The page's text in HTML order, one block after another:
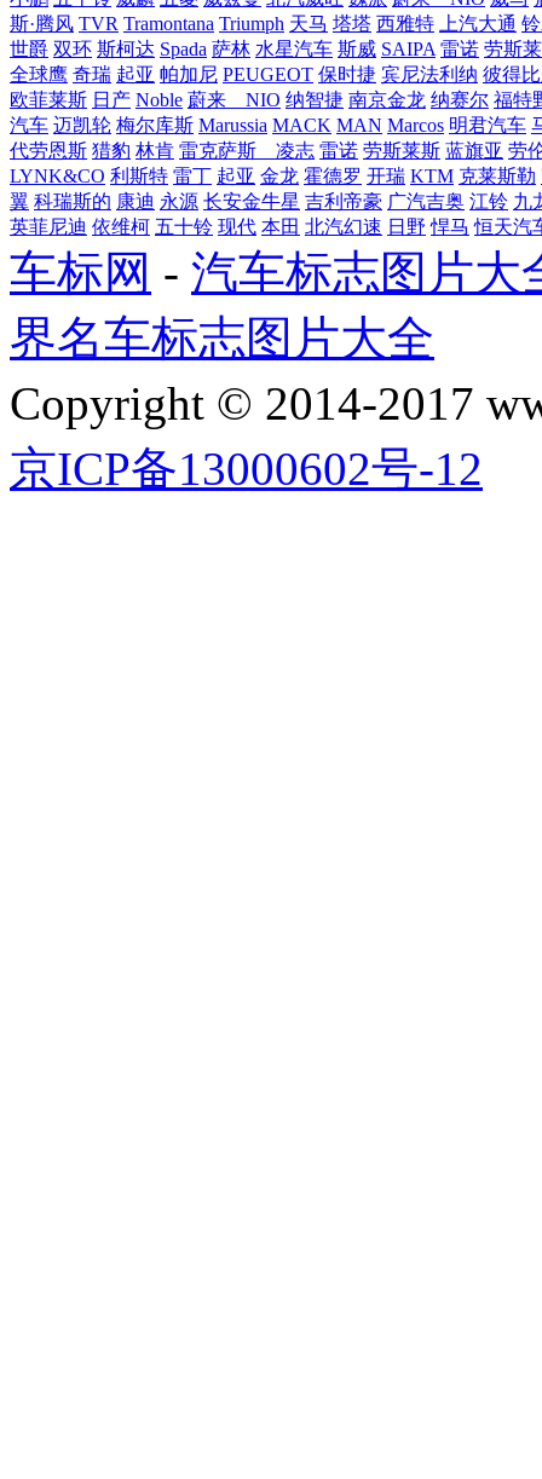
斯·腾风 TVR Tramontana Triumph 天马 塔塔 西雅特 上汽大通
世爵 双环 斯柯达 Spada 萨林 水星汽车 斯威 SAIPA 雷诺 劳斯
全球鹰 奇瑞 起亚 帕加尼 PEUGEOT 保时捷 宾尼法利纳 彼得
欧菲莱斯 日产 Noble 蔚来 NIO 纳智捷 南京金龙 纳赛尔 福特
汽车 迈凯轮 梅尔库斯 Marussia MACK MAN Marcos 明君汽车
代劳恩斯 猎豹 林肯 雷克萨斯 凌志 雷诺 劳斯莱斯 蓝旗亚 劳
LYNK&CO 利斯特 雷丁 起亚 金龙 霍德罗 开瑞 KTM 克莱斯勒
翼 科瑞斯的 康迪 永源 长安金牛星 吉利帝豪 广汽吉奥 江铃 九
英菲尼迪 依维柯 五十铃 现代 本田 北汽幻速 日野 悍马 恒天汽
车标网 - 汽车标志图片大
界名车标志图片大全
Copyright © 2014-2017
京ICP备13000602号-12